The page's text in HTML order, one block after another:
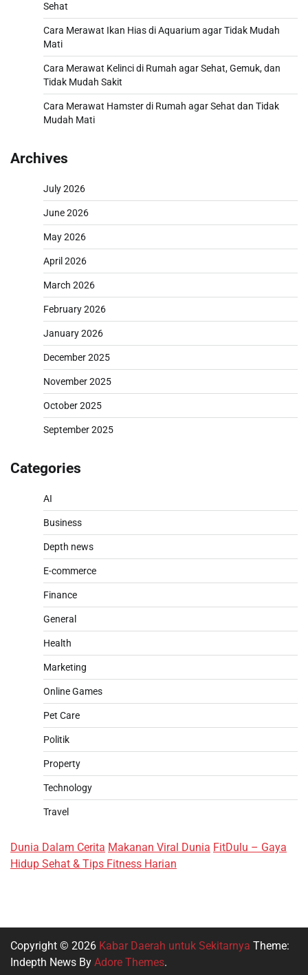
Sehat
Cara Merawat Ikan Hias di Aquarium agar Tidak Mudah
Mati
Cara Merawat Kelinci di Rumah agar Sehat, Gemuk, dan
Tidak Mudah Sakit
Cara Merawat Hamster di Rumah agar Sehat dan Tidak
Mudah Mati
Archives
July 2026
June 2026
May 2026
April 2026
March 2026
February 2026
January 2026
December 2025
November 2025
October 2025
September 2025
Categories
AI
Business
Depth news
E-commerce
Finance
General
Health
Marketing
Online Games
Pet Care
Politik
Property
Technology
Travel
Dunia Dalam Cerita Makanan Viral Dunia FitDulu – Gaya
Hidup Sehat & Tips Fitness Harian
Copyright © 2026 Kabar Daerah untuk Sekitarnya Theme:
Indepth News By Adore Themes.